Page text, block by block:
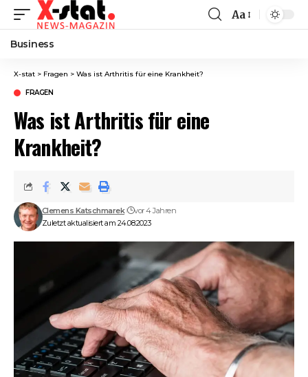
Font
Aa
Business
X-stat > Fragen > Was ist Arthritis für eine Krankheit?
FRAGEN
Was ist Arthritis für eine
Krankheit?
Zuletzt aktualisiert am 24.08.2023
Clemens Katschmarek vor 4 Jahren